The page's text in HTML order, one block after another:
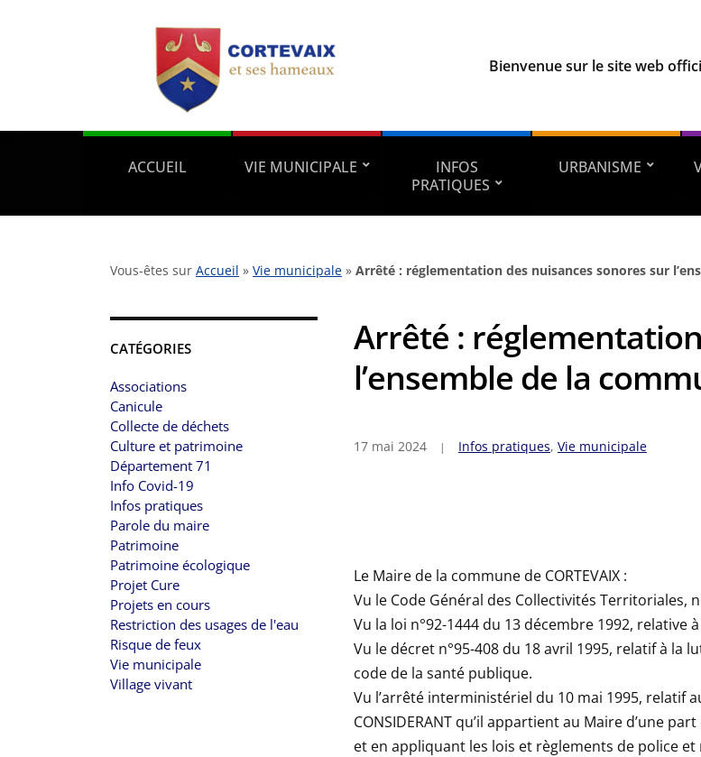
Bienvenue sur le site web
ACCUEIL VIE MUNICIPALE
INFOS
PRATIQUES
URBANISME
Vous-êtes sur Accueil » Vie municipale » Arrêté : réglementation des nuisances sonores sur
CATÉGORIES
Associations
Canicule
Collecte de déchets
Culture et patrimoine
Département 71
Info Covid-19
Infos pratiques
Parole du maire
Patrimoine
Patrimoine écologique
Projet Cure
Projets en cours
Restriction des usages de l'eau
Risque de feux
Vie municipale
Village vivant
Arrêté :
l’ensemble de la
17 mai 2024 Infos pratiques, Vie municipale
Le Maire de la commune de CORTEVAIX :
Vu le Code Général des Collectivités Territoriales,
Vu la loi n°92-1444 du 13 décembre 1992, relative
Vu le décret n°95-408 du 18 avril 1995, relatif à
code de la santé publique.
Vu l’arrêté interministériel du 10 mai 1995, relatif
CONSIDERANT qu’il appartient au Maire d’une
et en appliquant les lois et règlements de police